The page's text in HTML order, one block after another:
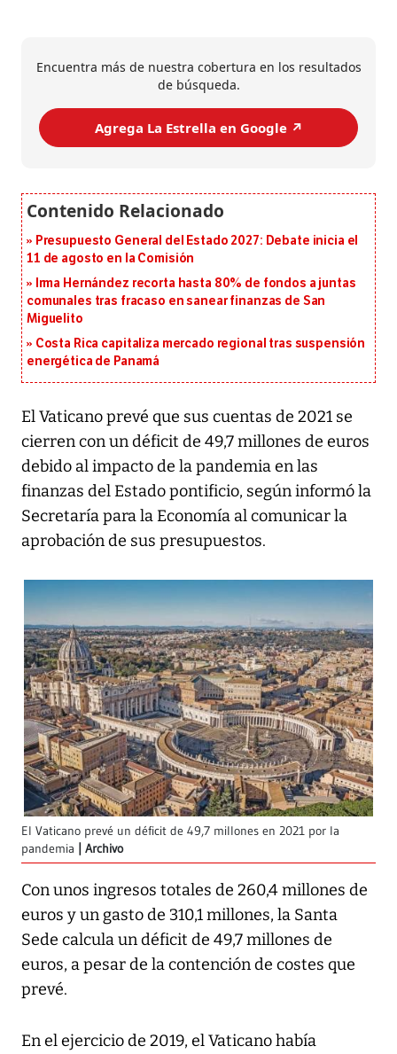
Encuentra más de nuestra cobertura en los resultados
de búsqueda.
Agrega La Estrella en Google ↗️
Presupuesto General del Estado 2027: Debate inicia el
11 de agosto en la Comisión
Irma Hernández recorta hasta 80% de fondos a juntas
comunales tras fracaso en sanear finanzas de San
Miguelito
Costa Rica capitaliza mercado regional tras suspensión
energética de Panamá
El Vaticano prevé que sus cuentas de 2021 se
cierren con un déficit de 49,7 millones de euros
debido al impacto de la pandemia en las
finanzas del Estado pontificio, según informó la
Secretaría para la Economía al comunicar la
aprobación de sus presupuestos.
El Vaticano prevé un déficit de 49,7 millones en 2021 por la
pandemia
Archivo
Con unos ingresos totales de 260,4 millones de
euros y un gasto de 310,1 millones, la Santa
Sede calcula un déficit de 49,7 millones de
euros, a pesar de la contención de costes que
prevé.
En el ejercicio de 2019, el Vaticano había